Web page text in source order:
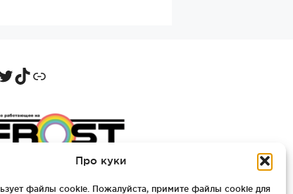
Про куки
файлы cookie. Пожалуйста, примите файлы cookie для
Twitter
TikTok
Odnoklassniki